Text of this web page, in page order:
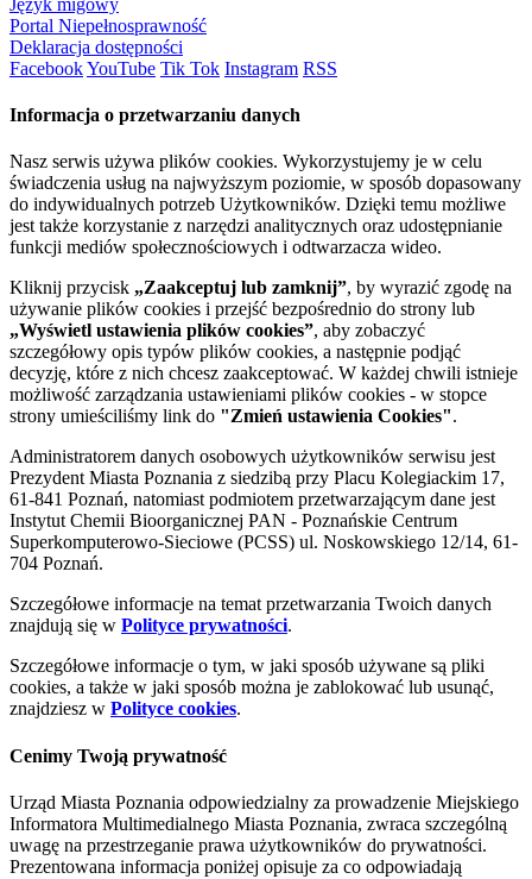
Portal Niepełnosprawność
Deklaracja dostępności
FacebookYouTube Tik Tok Instagram RSS
Informacja o przetwarzaniu danych
Nasz serwis używa plików cookies. Wykorzystujemy je w celu
świadczenia usług na najwyższym poziomie, w sposób dopasowany
do indywidualnych potrzeb Użytkowników. Dzięki temu możliwe
jest także korzystanie z narzędzi analitycznych oraz udostępnianie
funkcji mediów społecznościowych i odtwarzacza wideo.
Kliknij przycisk „Zaakceptuj lub zamknij”, by wyrazić zgodę na
używanie plików cookies i przejść bezpośrednio do strony lub
„Wyświetl ustawienia plików cookies”, aby zobaczyć
szczegółowy opis typów plików cookies, a następnie podjąć
decyzję, które z nich chcesz zaakceptować. W każdej chwili istnieje
możliwość zarządzania ustawieniami plików cookies - w stopce
strony umieściliśmy link do "Zmień ustawienia Cookies".
Administratorem danych osobowych użytkowników serwisu jest
Prezydent Miasta Poznania z siedzibą przy Placu Kolegiackim 17,
61-841 Poznań, natomiast podmiotem przetwarzającym dane jest
Instytut Chemii Bioorganicznej PAN - Poznańskie Centrum
Superkomputerowo-Sieciowe (PCSS) ul. Noskowskiego 12/14, 61-
704 Poznań.
Szczegółowe informacje na temat przetwarzania Twoich danych
znajdują się w Polityce prywatności.
Szczegółowe informacje o tym, w jaki sposób używane są pliki
cookies, a także w jaki sposób można je zablokować lub usunąć,
znajdziesz w Polityce cookies.
Cenimy Twoją prywatność
Urząd Miasta Poznania odpowiedzialny za prowadzenie Miejskiego
Informatora Multimedialnego Miasta Poznania, zwraca szczególną
uwagę na przestrzeganie prawa użytkowników do prywatności.
Prezentowana informacja poniżej opisuje za co odpowiadają